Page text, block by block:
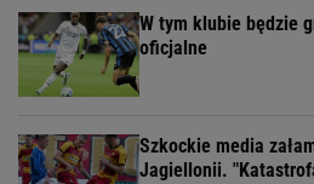
W tym klubie będzie
oficjalne
Szkockie media
Jagiellonii.